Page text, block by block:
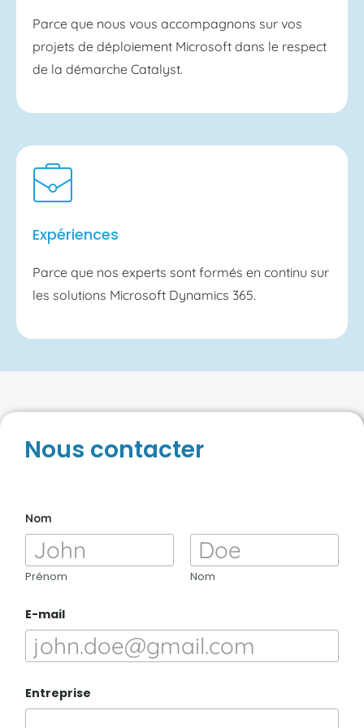
Parce que nous vous accompagnons sur vos
projets de déploiement Microsoft dans le respect
de la démarche Catalyst.
Expériences
Parce que nos experts sont formés en continu sur
les solutions Microsoft Dynamics 365.
Nous contacter
Nom
Prénom Nom
n
t
e
i
s
E-mail
Entreprise